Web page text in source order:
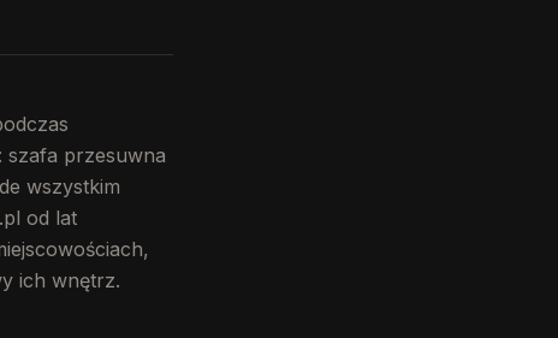
szafa przesuwna
wszystkim
od lat
ich wnętrz.